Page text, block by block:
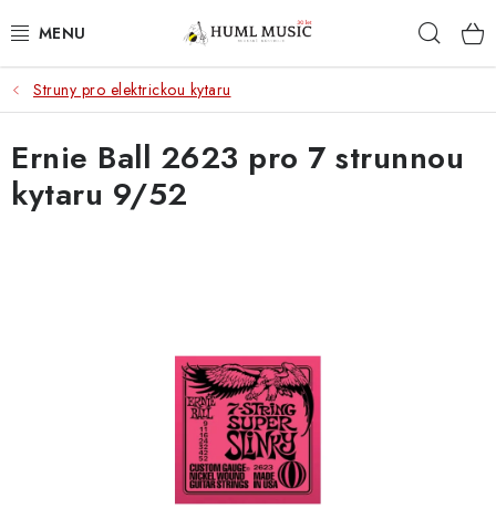
na
KYTARY
UKULELE
DECHY
KYTAROVÉ PŘÍSLUŠENSTVÍ
OSTATNÍ STRUNNÉ NÁSTROJE
Struny pro elektrickou kytaru
Ernie Ball 2623 pro 7 strunnou
kytaru 9/52